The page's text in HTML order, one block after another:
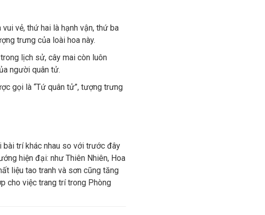
vẻ, thứ hai là hạnh vận, thứ ba
trưng của loài hoa này.
lịch sử, cây mai còn luôn
người quân tử.
gọi là “Tứ quân tử”, tượng trưng
bài trí khác nhau so với trước đây
hiện đại: như Thiên Nhiên, Hoa
liệu tao tranh và sơn cũng tăng
cho việc trang trí trong Phòng